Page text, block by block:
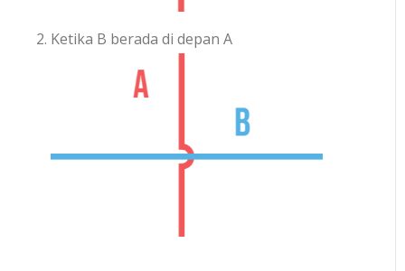
Ketika B berada di depan A